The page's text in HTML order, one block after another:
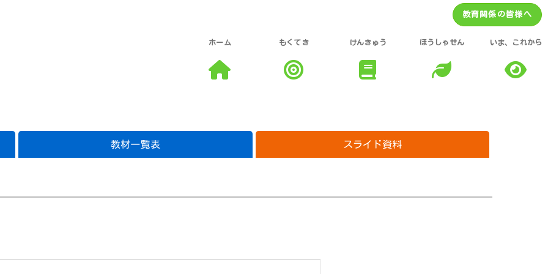
ホーム もくてき けんきゅう ほうしゃせん いま、これから
教育関係の皆様へ
教材一覧表 スライド資料